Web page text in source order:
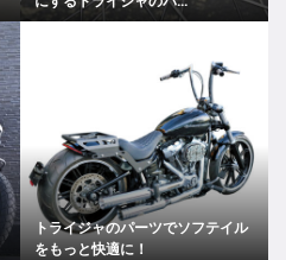
トライジャのパーツでソフテイル
をもっと快適に！